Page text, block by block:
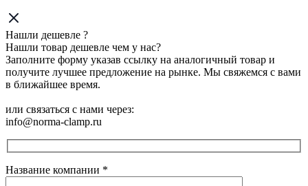
Нашли дешевле ?
Нашли товар дешевле чем у нас?
Заполните форму указав ссылку на аналогичный товар и
получите лучшее предложение на рынке. Мы свяжемся с вами
в ближайшее время.
или связаться с нами через:
info@norma-clamp.ru
Название компании *